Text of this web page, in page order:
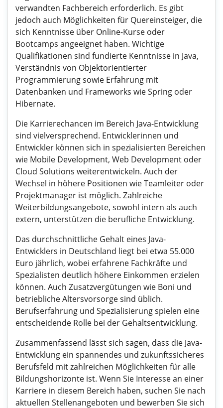
verwandten Fachbereich erforderlich. Es gibt
jedoch auch Möglichkeiten für Quereinsteiger, die
sich Kenntnisse über Online-Kurse oder
Bootcamps angeeignet haben. Wichtige
Qualifikationen sind fundierte Kenntnisse in Java,
Verständnis von Objektorientierter
Programmierung sowie Erfahrung mit
Datenbanken und Frameworks wie Spring oder
Hibernate.
Die Karrierechancen im Bereich Java-Entwicklung
sind vielversprechend. Entwicklerinnen und
Entwickler können sich in spezialisierten Bereichen
wie Mobile Development, Web Development oder
Cloud Solutions weiterentwickeln. Auch der
Wechsel in höhere Positionen wie Teamleiter oder
Projektmanager ist möglich. Zahlreiche
Weiterbildungsangebote, sowohl intern als auch
extern, unterstützen die berufliche Entwicklung.
Das durchschnittliche Gehalt eines Java-
Entwicklers in Deutschland liegt bei etwa 55.000
Euro jährlich, wobei erfahrene Fachkräfte und
Spezialisten deutlich höhere Einkommen erzielen
können. Auch Zusatzvergütungen wie Boni und
betriebliche Altersvorsorge sind üblich.
Berufserfahrung und Spezialisierung spielen eine
entscheidende Rolle bei der Gehaltsentwicklung.
Zusammenfassend lässt sich sagen, dass die Java-
Entwicklung ein spannendes und zukunftssicheres
Berufsfeld mit zahlreichen Möglichkeiten für alle
Bildungshorizonte ist. Wenn Sie Interesse an einer
Karriere in diesem Bereich haben, suchen Sie nach
aktuellen Stellenangeboten und bewerben Sie sich